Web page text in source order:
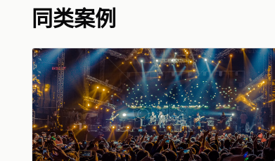
同类案例